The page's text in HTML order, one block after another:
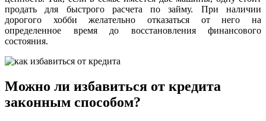
продать для быстрого расчета по займу. При наличии
дорогого хобби желательно отказаться от него на
определенное время до восстановления финансового
состояния.
Можно ли избавиться от кредита
законным способом?